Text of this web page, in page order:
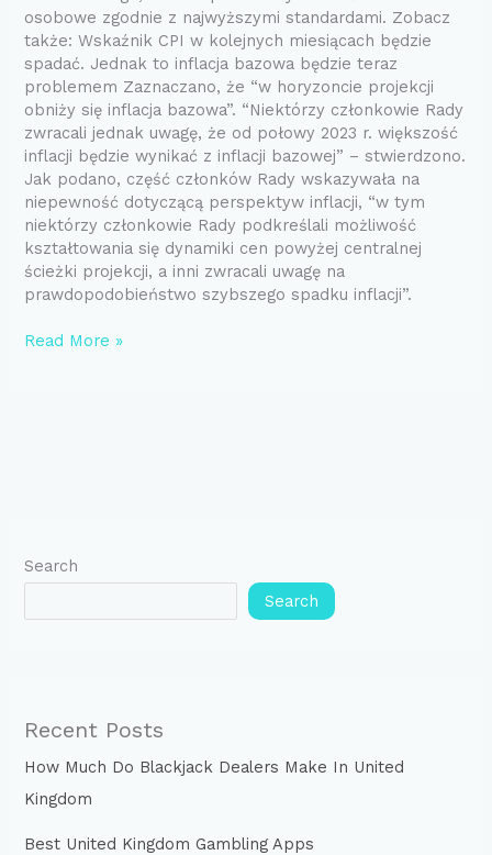
osobowe zgodnie z najwyższymi standardami. Zobacz
także: Wskaźnik CPI w kolejnych miesiącach będzie
spadać. Jednak to inflacja bazowa będzie teraz
problemem Zaznaczano, że “w horyzoncie projekcji
obniży się inflacja bazowa”. “Niektórzy członkowie Rady
zwracali jednak uwagę, że od połowy 2023 r. większość
inflacji będzie wynikać z inflacji bazowej” – stwierdzono.
Jak podano, część członków Rady wskazywała na
niepewność dotyczącą perspektyw inflacji, “w tym
niektórzy członkowie Rady podkreślali możliwość
kształtowania się dynamiki cen powyżej centralnej
ścieżki projekcji, a inni zwracali uwagę na
prawdopodobieństwo szybszego spadku inflacji”.
Read More »
Search
Search
Recent Posts
How Much Do Blackjack Dealers Make In United
Kingdom
Best United Kingdom Gambling Apps